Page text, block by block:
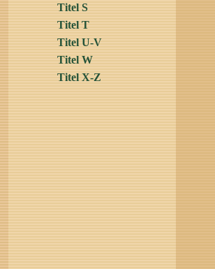
Titel S
Titel T
Titel U-V
Titel W
Titel X-Z